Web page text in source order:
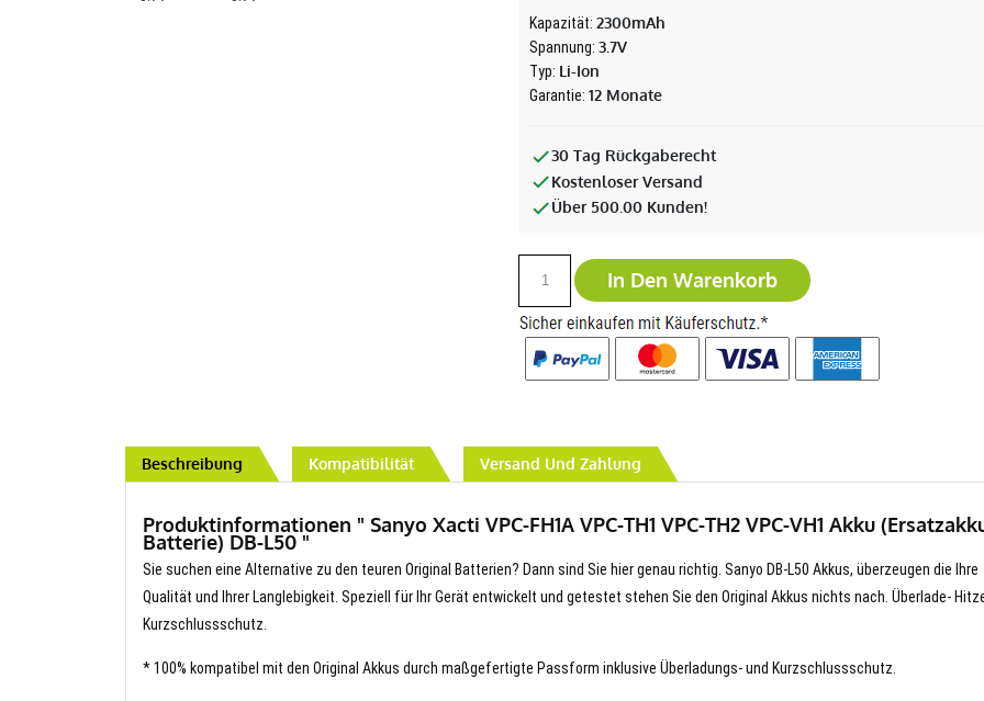
Kapazität:2300mAh
Spannung:3.7V
Typ: Li-Ion
Garantie:12 Monate
30 Tag Rückgaberecht
Kostenloser Versand
Über 500.00 Kunden!
In Den Warenkorb
Beschreibung Kompatibilität Versand Und Zahlung
Produktinformationen " Sanyo Xacti VPC-FH1A VPC-TH1 VPC-TH2 VPC-VH1 Akku
Batterie) DB-L50 "
Sie suchen eine Alternative zu den teuren Original Batterien? Dann sind Sie hier genau richtig. Sanyo DB-L50 Akkus, überzeugen die Ihre
Qualität und Ihrer Langlebigkeit. Speziell für Ihr Gerät entwickelt und getestet stehen Sie den Original Akkus nichts nach. Überlade-
Kurzschlussschutz.
* 100% kompatibel mit den Original Akkus durch maßgefertigte Passform inklusive Überladungs- und Kurzschlussschutz.